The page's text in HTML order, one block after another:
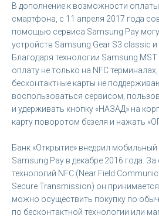
В дополнение к возможности
смартфона, с 11 апреля 2017 года
помощью сервиса Samsung Pay
устройств Samsung Gear S3 classic и
Благодаря технологии Samsung
оплату не только на NFC
бесконтактные карты не
воспользоваться сервисом,
и удерживать кнопку «НАЗАД» на
карту поворотом безеля и нажать
Банк «Открытие» внедрил
Samsung Pay в декабре 2016 года.
технологий NFC (Near Field
Secure Transmission) он принимается
можно осуществить покупку по
по бесконтактной технологии или